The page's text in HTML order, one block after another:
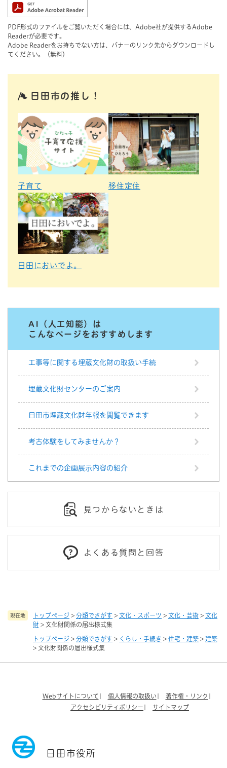
現在地 トップページ > 分類でさがす > 文化・スポーツ > 文化・芸術 > 文化
財 > 文化財関係の届出様式集
トップページ > 分類でさがす > くらし・手続き > 住宅・建築 > 建築
> 文化財関係の届出様式集
PDF形式のファイルをご覧いただく場合には、Adobe社が提供するAdobe
Readerが必要です。
Adobe Readerをお持ちでない方は、バナーのリンク先からダウンロードし
てください。（無料）
日田市の推し！
子育て 移住定住
日田においでよ。
AI（人工知能）は
こんなページをおすすめします
工事等に関する埋蔵文化財の取扱い手続
埋蔵文化財センターのご案内
日田市埋蔵文化財年報を閲覧できます
考古体験をしてみませんか？
これまでの企画展示内容の紹介
見つからないときは
よくある質問と回答
Webサイトについて 個人情報の取扱い
著作権・リンク
アクセシビリティポリシー
サイトマップ
日田市役所